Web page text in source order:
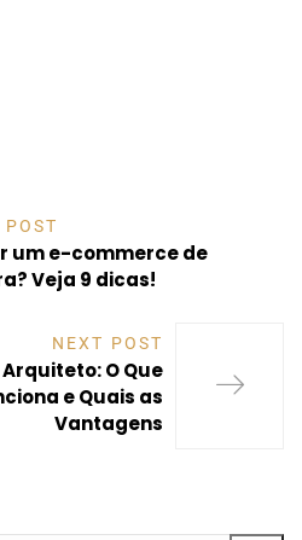
POST
um e-commerce de
Veja 9 dicas!
NEXT POST
O Que
e Quais as
Vantagens